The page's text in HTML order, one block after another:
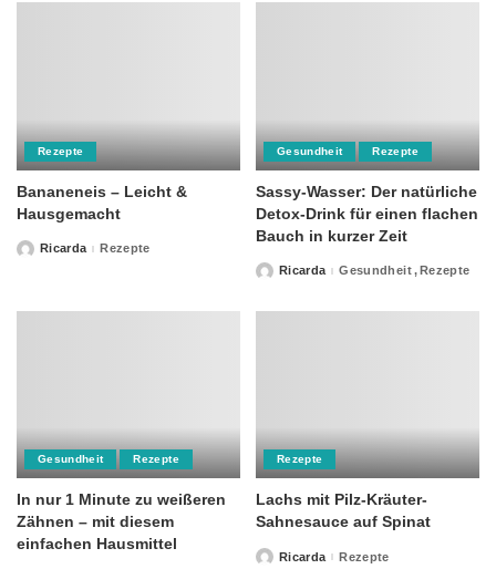
Rezepte
Bananeneis – Leicht &
Hausgemacht
PostedRicarda Rezepte
Gesundheit Rezepte
Sassy-Wasser: Der natürliche
Detox-Drink für einen flachen
Bauch in kurzer Zeit
PostedRicarda Gesundheit Rezepte
Gesundheit Rezepte
In nur 1 Minute zu weißeren
Zähnen – mit diesem
einfachen Hausmittel
Rezepte
Lachs mit Pilz-Kräuter-
Sahnesauce auf Spinat
PostedRicarda Rezepte